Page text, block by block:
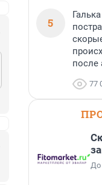
5
после
77
До